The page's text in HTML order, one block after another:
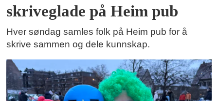
skriveglade på Heim pub
Hver søndag samles folk på Heim pub for å
skrive sammen og dele kunnskap.